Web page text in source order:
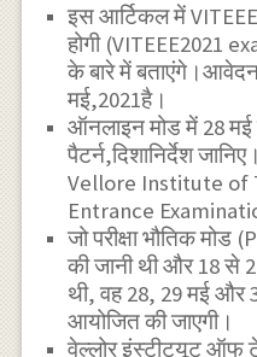
इस आर्टिकल में
होगी (VITEEE2021
के बारे में
मई,2021है।
ऑनलाइन मोड में 28 मई
पैटर्न,दिशानिर्देश
Vellore Institute of
Entrance
जो परीक्षा भौतिक
की जानी थी और 18 से
थी, वह 28, 29 मई और
आयोजित की जाएगी।
वेल्लोर इंस्टीट्यूट ऑफ